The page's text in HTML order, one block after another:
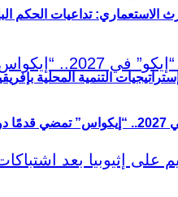
التنمية المحلية
الاستعماري: تداعيات الحكم